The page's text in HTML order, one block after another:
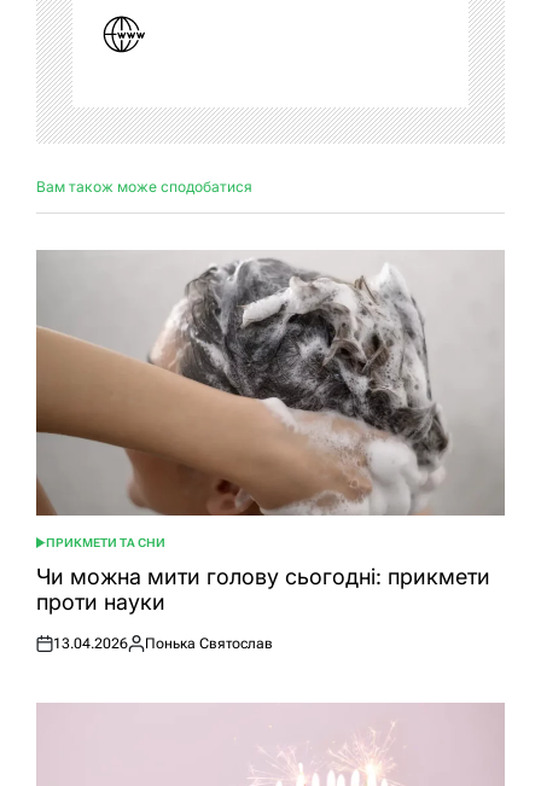
Вам також може сподобатися
ОПУБЛІКУВАТИ
У
ПРИКМЕТИ ТА СНИ
Чи можна мити голову сьогодні: прикмети
проти науки
Оприлюднено
13.04.2026
Опубліковано
Понька Святослав